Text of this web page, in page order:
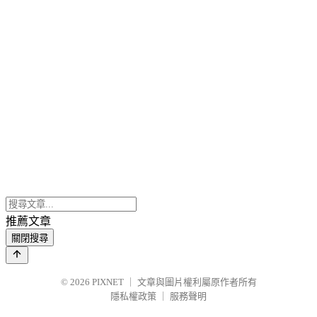
推薦文章
關閉搜尋
© 2026 PIXNET
文章與圖片權利屬原作者所有
隱私權政策
服務聲明